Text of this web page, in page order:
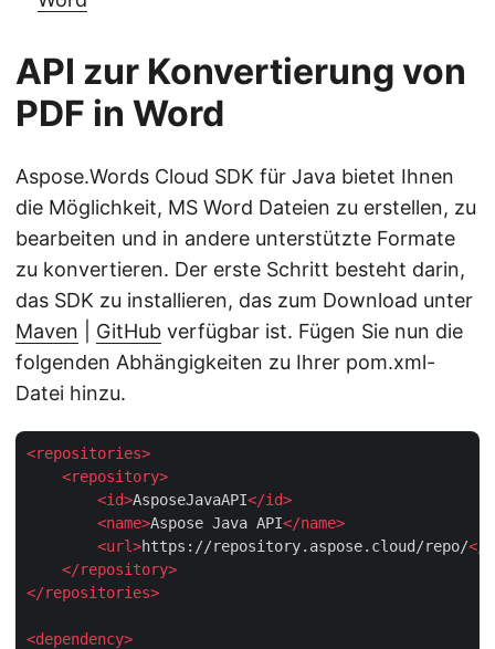
API zur Konvertierung von
PDF in Word
Aspose.Words Cloud SDK für Java bietet Ihnen
die Möglichkeit, MS Word Dateien zu erstellen, zu
bearbeiten und in andere unterstützte Formate
zu konvertieren. Der erste Schritt besteht darin,
das SDK zu installieren, das zum Download unter
Maven
GitHub verfügbar ist. Fügen Sie nun die
folgenden Abhängigkeiten zu Ihrer pom.xml-
Datei hinzu.
<repositories>
<repository>
<id>AsposeJavaAPI</id>
<name>Aspose Java API</name>
<url>https://repository.aspose.cloud/repo/</
</repository>
</repositories>
<dependency>